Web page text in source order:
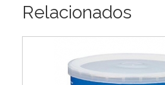
Relacionados